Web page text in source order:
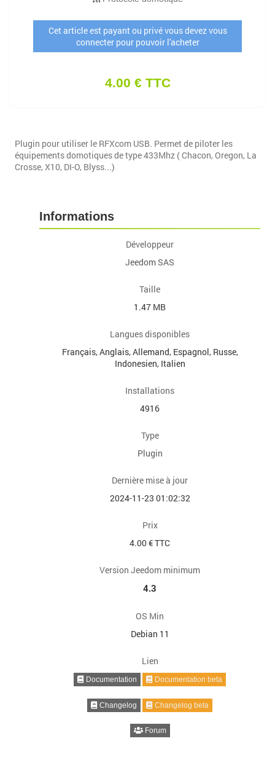
Cet article est payant ou privé vous devez vous
connecter pour pouvoir l'acheter
4.00 € TTC
Plugin pour utiliser le RFXcom USB. Permet de piloter les
équipements domotiques de type 433Mhz ( Chacon, Oregon, La
Crosse, X10, DI-O, Blyss...)
Informations
Développeur
Jeedom SAS
Taille
1.47 MB
Langues disponibles
Français, Anglais, Allemand, Espagnol, Russe,
Indonesien, Italien
Installations
4916
Type
Plugin
Dernière mise à jour
2024-11-23 01:02:32
Prix
4.00 € TTC
Version Jeedom minimum
4.3
OS Min
Debian 11
Lien
Documentation Documentation beta
Changelog Changelog beta
Forum